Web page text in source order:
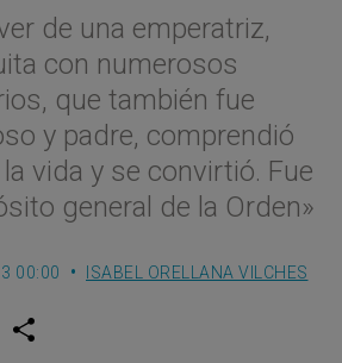
de una emperatriz,
con numerosos
que también fue
y padre, comprendió
vida y se convirtió. Fue
general de la Orden»
00:00
ISABEL ORELLANA VILCHES
w